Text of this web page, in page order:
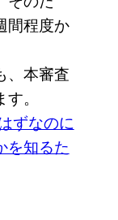
間程度か
、本審査
。
ずなのに
を知るた